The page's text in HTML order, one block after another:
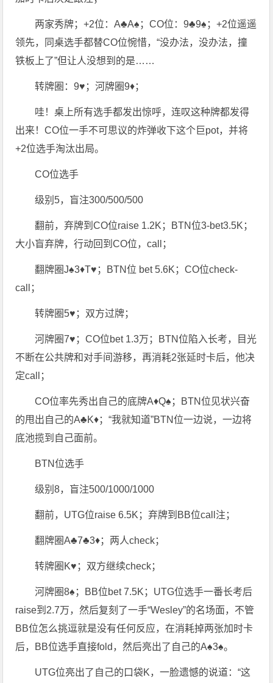
两家秀牌；+2位：A♣A♠；CO位：9♣9♠；+2位遥遥
领先，同桌选手都替CO位惋惜，“没办法，没办法，撞
铁板上了”但让人没想到的是……
转牌圈：9♥；河牌圈9♦；
哇！桌上所有选手都发出惊呼，连叹这种牌都发得
出来！CO位一手不可思议的炸弹收下这个巨pot，并将
+2位选手淘汰出局。
CO位选手
级别5，盲注300/500/500
翻前，弃牌到CO位raise 1.2K；BTN位3-bet3.5K；
大小盲弃牌，行动回到CO位，call；
翻牌圈J♠3♦T♥；BTN位 bet 5.6K；CO位check-
call；
转牌圈5♥；双方过牌；
河牌圈7♥；CO位bet 1.3万；BTN位陷入长考，目光
不断在公共牌和对手间游移，再消耗2张延时卡后，他决
定call；
CO位率先秀出自己的底牌A♦Q♠；BTN位见状兴奋
的甩出自己的A♣K♦；“我就知道”BTN位一边说，一边将
底池揽到自己面前。
BTN位选手
级别8，盲注500/1000/1000
翻前，UTG位raise 6.5K；弃牌到BB位call注；
翻牌圈A♣7♣3♦；两人check；
转牌圈K♥；双方继续check；
河牌圈8♠；BB位bet 7.5K；UTG位选手一番长考后
raise到2.7万，然后复刻了一手“Wesley”的名场面，不管
BB位怎么挑逗就是没有任何反应，在消耗掉两张加时卡
后，BB位选手直接fold，然后亮出了自己的A♠3♠。
UTG位亮出了自己的口袋K，一脸遗憾的说道：“这